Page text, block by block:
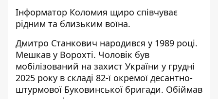
Інформатор Коломия щиро співчуває
рідним та близьким воїна.
Дмитро Станкович народився у 1989 році.
Мешкав у Ворохті. Чоловік був
мобілізований на захист України у грудні
2025 року в складі 82-ї окремої десантно-
штурмової Буковинської бригади. Обіймав